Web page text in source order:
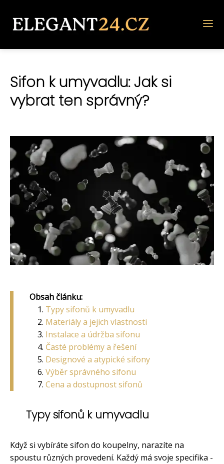
Sifon k umyvadlu: Jak si
vybrat ten správný?
Obsah článku:
Typy sifonů k umyvadlu
Materiály a jejich vlastnosti
Instalace a údržba sifonu
Časté problémy a řešení
Designové a atypické sifony
Výběr správného sifonu
Cena a dostupnost sifonů
Typy sifonů k umyvadlu
Když si vybíráte sifon do koupelny, narazíte na
spoustu různých provedení. Každý má svoje specifika -